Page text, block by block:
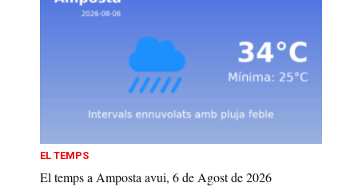
EL TEMPS
El temps a Amposta avui, 6 de Agost de 2026